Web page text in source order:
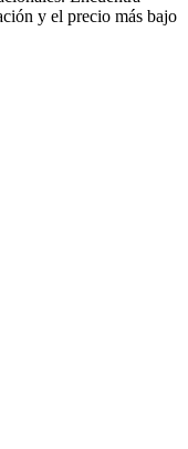
y el precio más bajo